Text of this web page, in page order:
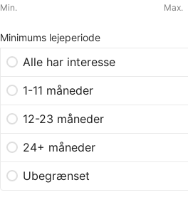
Min. Max.
Minimums lejeperiode
Alle har interesse
1-11 måneder
12-23 måneder
24+ måneder
Ubegrænset